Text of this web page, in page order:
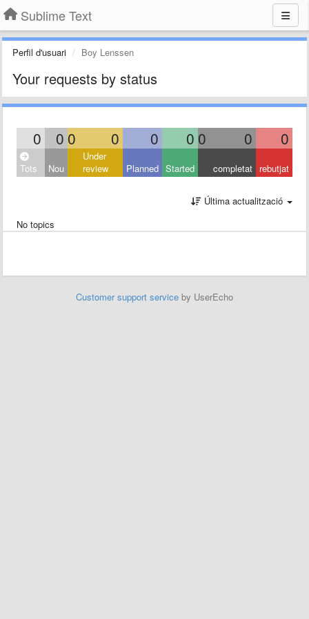
Sublime Text
Perfil d'usuari Boy Lenssen
Your requests by status
0 0 0 0 0 0 0 0 0
Tots Nou
Under
review
Planned Started completat rebutjat
Última actualització
No topics
Customer support service by UserEcho